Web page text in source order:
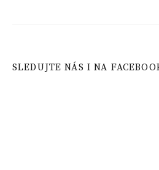
SLEDUJTE NÁS I NA